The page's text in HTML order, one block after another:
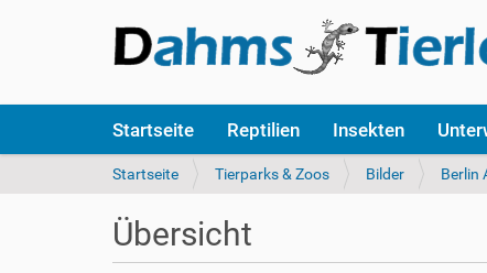
k
Startseite Reptilien Insekten
S
e
s
i
Startseite Tierparks & Zoos Bilder Berlin
Übersicht